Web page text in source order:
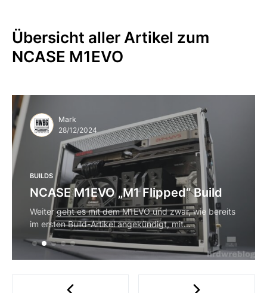
Übersicht aller Artikel zum
NCASE M1EVO
Mark
28/12/2024
BUILDS
NCASE M1EVO „M1 Flipped“ Build
Weiter geht es mit dem M1EVO und zwar, wie bereits
im ersten Build-Artikel angekündigt, mit…